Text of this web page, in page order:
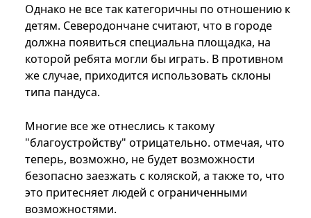
Однако не все так категоричны по отношению к
детям. Северодончане считают, что в городе
должна появиться специальна площадка, на
которой ребята могли бы играть. В противном
же случае, приходится использовать склоны
типа пандуса.
Многие все же отнеслись к такому
"благоустройству" отрицательно. отмечая, что
теперь, возможно, не будет возможности
безопасно заезжать с коляской, а также то, что
это притесняет людей с ограниченными
возможностями.